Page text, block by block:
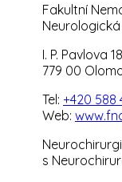
Fakultní
I. P. Pavlova
779 00
Tel: +420 588
Web:
s